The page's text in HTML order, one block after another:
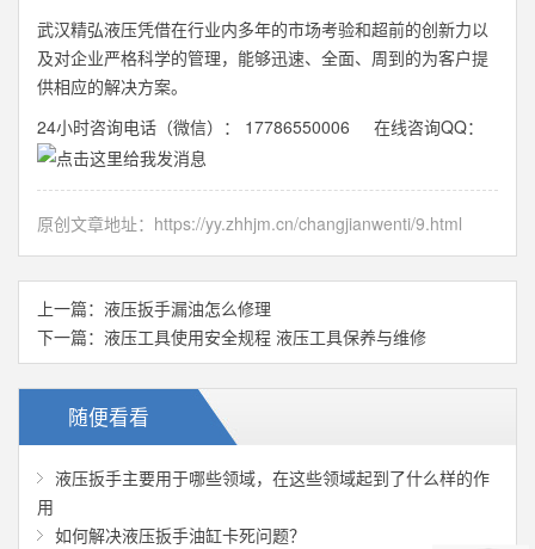
武汉精弘液压凭借在行业内多年的市场考验和超前的创新力以
及对企业严格科学的管理，能够迅速、全面、周到的为客户提
供相应的解决方案。
24小时咨询电话（微信）： 17786550006 在线咨询QQ：
原创文章地址： https://yy.zhhjm.cn/changjianwenti/9.html
上一篇： 液压扳手漏油怎么修理
下一篇： 液压工具使用安全规程 液压工具保养与维修
随便看看
液压扳手主要用于哪些领域，在这些领域起到了什么样的作
用
如何解决液压扳手油缸卡死问题？